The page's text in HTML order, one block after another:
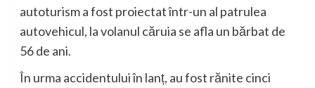
autoturism a fost proiectat într-un al patrulea
autovehicul, la volanul căruia se afla un bărbat de
56 de ani.
În urma accidentului în lanț, au fost rănite cinci